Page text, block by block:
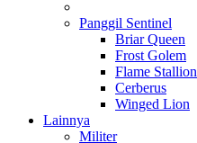
Panggil Sentinel
Briar Queen
Frost Golem
Flame Stallion
Cerberus
Winged Lion
Lainnya
Militer